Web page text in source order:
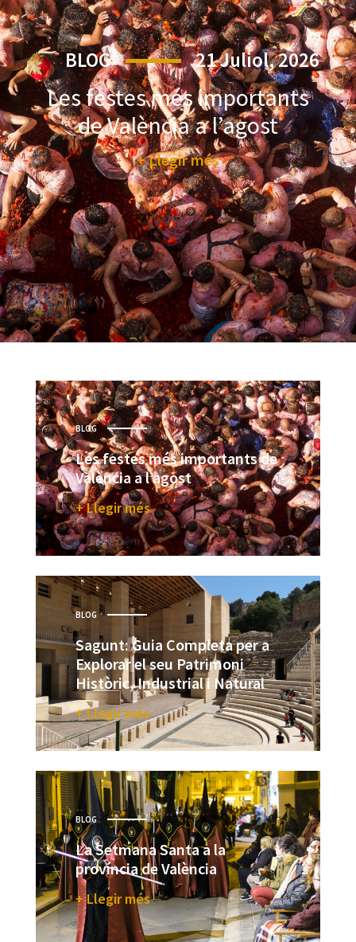
BLOG 21 Juliol, 2026
Les festes més importants
de València a l’agost
+ Llegir més
BLOG
Les festes més importants de
València a l’agost
+ Llegir més
BLOG
Sagunt: Guia Completa per a
Explorar el seu Patrimoni
Històric, Industrial i Natural
+ Llegir més
BLOG
La Setmana Santa a la
província de València
+ Llegir més